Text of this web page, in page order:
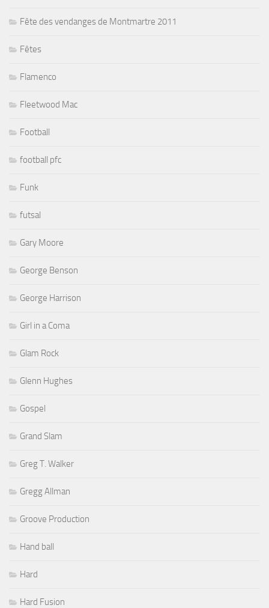
Fête des vendanges de Montmartre 2011
Fêtes
Flamenco
Fleetwood Mac
Football
football pfc
Funk
futsal
Gary Moore
George Benson
George Harrison
Girl in a Coma
Glam Rock
Glenn Hughes
Gospel
Grand Slam
Greg T. Walker
Gregg Allman
Groove Production
Hand ball
Hard
Hard Fusion